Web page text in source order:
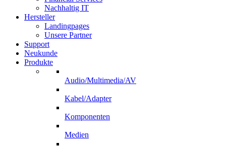
Nachhaltig IT
Hersteller
Landingpages
Unsere Partner
Support
Neukunde
Produkte
Audio/Multimedia/AV
Kabel/Adapter
Komponenten
Medien